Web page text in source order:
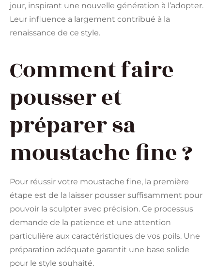
jour, inspirant une nouvelle génération à l’adopter.
Leur influence a largement contribué à la
renaissance de ce style.
Comment faire
pousser et
préparer sa
moustache fine ?
Pour réussir votre moustache fine, la première
étape est de la laisser pousser suffisamment pour
pouvoir la sculpter avec précision. Ce processus
demande de la patience et une attention
particulière aux caractéristiques de vos poils. Une
préparation adéquate garantit une base solide
pour le style souhaité.